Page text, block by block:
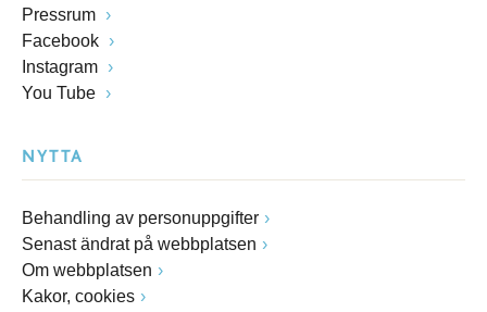
Pressrum
Facebook
Instagram
You Tube
NYTTA
Behandling av personuppgifter
Senast ändrat på webbplatsen
Om webbplatsen
Kakor, cookies